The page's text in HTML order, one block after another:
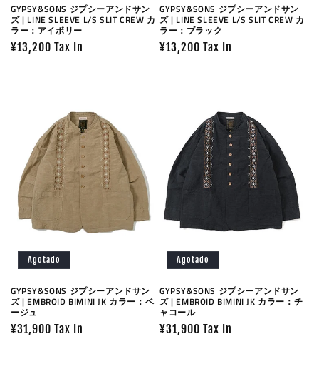
GYPSY&SONS ジプシーアンドサン
ズ | LINE SLEEVE L/S SLIT CREW カ
ラー：アイボリー
Precio
¥13,200 Tax In
GYPSY&SONS ジプシーアンドサン
ズ | LINE SLEEVE L/S SLIT CREW カ
ラー：ブラック
Precio
¥13,200 Tax In
Agotado
GYPSY&SONS ジプシーアンドサン
ズ | EMBROID BIMINI JK カラー：ベ
ージュ
Precio
¥31,900 Tax In
Agotado
GYPSY&SONS ジプシーアンドサン
ズ | EMBROID BIMINI JK カラー：チ
ャコール
Precio
¥31,900 Tax In